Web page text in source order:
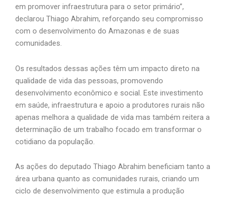
em promover infraestrutura para o setor primário”,
declarou Thiago Abrahim, reforçando seu compromisso
com o desenvolvimento do Amazonas e de suas
comunidades.
Os resultados dessas ações têm um impacto direto na
qualidade de vida das pessoas, promovendo
desenvolvimento econômico e social. Este investimento
em saúde, infraestrutura e apoio a produtores rurais não
apenas melhora a qualidade de vida mas também reitera a
determinação de um trabalho focado em transformar o
cotidiano da população.
As ações do deputado Thiago Abrahim beneficiam tanto a
área urbana quanto as comunidades rurais, criando um
ciclo de desenvolvimento que estimula a produção